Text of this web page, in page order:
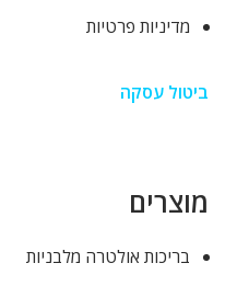
מדיניות פרטיות
ביטול עסקה
מוצרים
בריכות אולטרה מלבניות